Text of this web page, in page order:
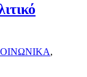
,